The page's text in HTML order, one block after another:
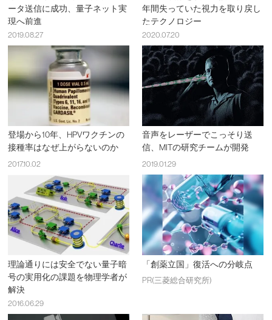
ータ送信に成功、量子ネット実
現へ前進
2019.08.27
年間失っていた視力を取り戻し
たテクノロジー
2020.07.20
登場から10年、HPVワクチンの
接種率はなぜ上がらないのか
2017.10.02
音声をレーザーでこっそり送
信、MITの研究チームが開発
2019.01.29
理論通りには安全でない量子暗
号の実用化の課題を物理学者が
解決
2016.06.29
「創薬立国」復活への分岐点
PR(三菱総合研究所)